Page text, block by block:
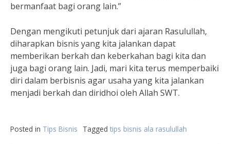
bermanfaat bagi orang lain.”
Dengan mengikuti petunjuk dari ajaran Rasulullah,
diharapkan bisnis yang kita jalankan dapat
memberikan berkah dan keberkahan bagi kita dan
juga bagi orang lain. Jadi, mari kita terus memperbaiki
diri dalam berbisnis agar usaha yang kita jalankan
menjadi berkah dan diridhoi oleh Allah SWT.
Posted in Tips Bisnis Tagged tips bisnis ala rasulullah